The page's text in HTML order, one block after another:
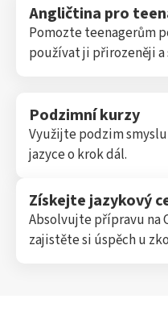
Angličtina pro
Pomozte teenagerům
používat ji přirozeněji
Podzimní kurzy
Využijte podzim
jazyce o krok dál.
Získejte jazykový
Absolvujte přípravu na
zajistěte si úspěch u